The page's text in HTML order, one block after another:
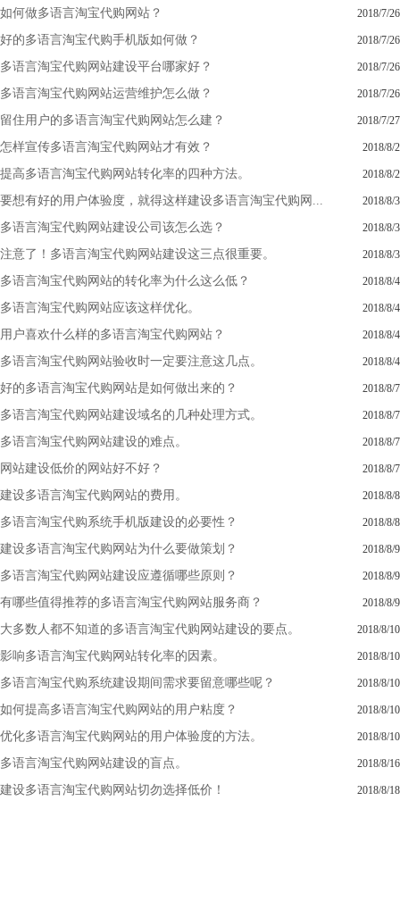
如何做多语言淘宝代购网站？ 2018/7/26
好的多语言淘宝代购手机版如何做？ 2018/7/26
多语言淘宝代购网站建设平台哪家好？ 2018/7/26
多语言淘宝代购网站运营维护怎么做？ 2018/7/26
留住用户的多语言淘宝代购网站怎么建？ 2018/7/27
怎样宣传多语言淘宝代购网站才有效？ 2018/8/2
提高多语言淘宝代购网站转化率的四种方法。 2018/8/2
要想有好的用户体验度，就得这样建设多语言淘宝代购网... 2018/8/3
多语言淘宝代购网站建设公司该怎么选？ 2018/8/3
注意了！多语言淘宝代购网站建设这三点很重要。 2018/8/3
多语言淘宝代购网站的转化率为什么这么低？ 2018/8/4
多语言淘宝代购网站应该这样优化。 2018/8/4
用户喜欢什么样的多语言淘宝代购网站？ 2018/8/4
多语言淘宝代购网站验收时一定要注意这几点。 2018/8/4
好的多语言淘宝代购网站是如何做出来的？ 2018/8/7
多语言淘宝代购网站建设域名的几种处理方式。 2018/8/7
多语言淘宝代购网站建设的难点。 2018/8/7
网站建设低价的网站好不好？ 2018/8/7
建设多语言淘宝代购网站的费用。 2018/8/8
多语言淘宝代购系统手机版建设的必要性？ 2018/8/8
建设多语言淘宝代购网站为什么要做策划？ 2018/8/9
多语言淘宝代购网站建设应遵循哪些原则？ 2018/8/9
有哪些值得推荐的多语言淘宝代购网站服务商？ 2018/8/9
大多数人都不知道的多语言淘宝代购网站建设的要点。 2018/8/10
影响多语言淘宝代购网站转化率的因素。 2018/8/10
多语言淘宝代购系统建设期间需求要留意哪些呢？ 2018/8/10
如何提高多语言淘宝代购网站的用户粘度？ 2018/8/10
优化多语言淘宝代购网站的用户体验度的方法。 2018/8/10
多语言淘宝代购网站建设的盲点。 2018/8/16
建设多语言淘宝代购网站切勿选择低价！ 2018/8/18